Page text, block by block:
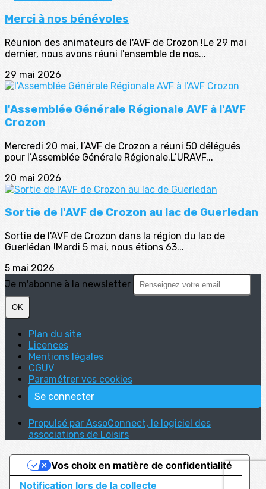
Merci à nos bénévoles
Réunion des animateurs de l'AVF de Crozon !Le 29 mai
dernier, nous avons réuni l'ensemble de nos...
29 mai 2026
l'Assemblée Générale Régionale AVF à l'AVF
Crozon
Mercredi 20 mai, l’AVF de Crozon a réuni 50 délégués
pour l’Assemblée Générale Régionale.L’URAVF...
20 mai 2026
Sortie de l'AVF de Crozon au lac de Guerledan
Sortie de l'AVF de Crozon dans la région du lac de
Guerlédan !Mardi 5 mai, nous étions 63...
5 mai 2026
Je m'abonne à la newsletter
OK
Plan du site
Licences
Mentions légales
CGUV
Paramétrer vos cookies
Se connecter
Propulsé par AssoConnect, le logiciel des
associations de Loisirs
Notification lors de la collecte
Vos choix en matière de confidentialité